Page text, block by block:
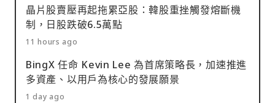
晶片股賣壓再起拖累亞股：韓股重挫觸發熔斷機
制，日股跌破6.5萬點
11 hours ago
BingX 任命 Kevin Lee 為首席策略長，加速推進
多資產、以用戶為核心的發展願景
1 day ago